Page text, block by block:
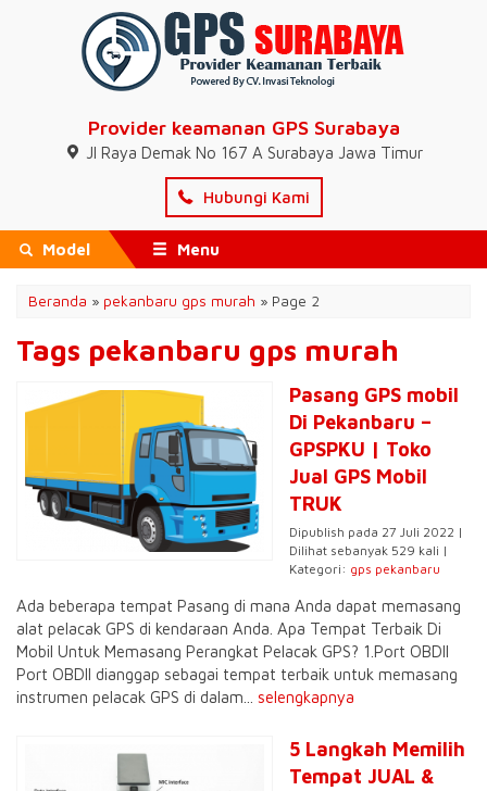
Provider keamanan GPS Surabaya
Jl Raya Demak No 167 A Surabaya Jawa Timur
Hubungi Kami
Model Menu
Beranda » pekanbaru gps murah » Page 2
Tags pekanbaru gps murah
Pasang GPS mobil
Di Pekanbaru –
GPSPKU | Toko
Jual GPS Mobil
TRUK
Dipublish pada 27 Juli 2022 |
Dilihat sebanyak 529 kali |
Kategori: gps pekanbaru
Ada beberapa tempat Pasang di mana Anda dapat memasang
alat pelacak GPS di kendaraan Anda. Apa Tempat Terbaik Di
Mobil Untuk Memasang Perangkat Pelacak GPS? 1.Port OBDII
Port OBDII dianggap sebagai tempat terbaik untuk memasang
instrumen pelacak GPS di dalam... selengkapnya
5 Langkah Memilih
Tempat JUAL &